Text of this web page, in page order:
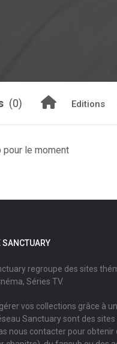
(0) Editions
pour le moment
SANCTUARY
regroupe des sites
Séries TV.
vos collections grâce à
Sanctuary sont des
nous contacter pour obtenir